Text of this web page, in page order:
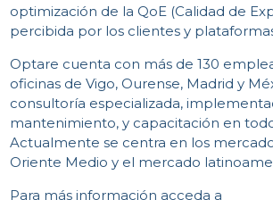
optimización de la QoE (Calidad de
percibida por los clientes y
Optare cuenta con más de 130
oficinas de Vigo, Ourense, Madrid y
consultoría especializada,
mantenimiento, y capacitación en
Actualmente se centra en los
Oriente Medio y el mercado
Para más información acceda a